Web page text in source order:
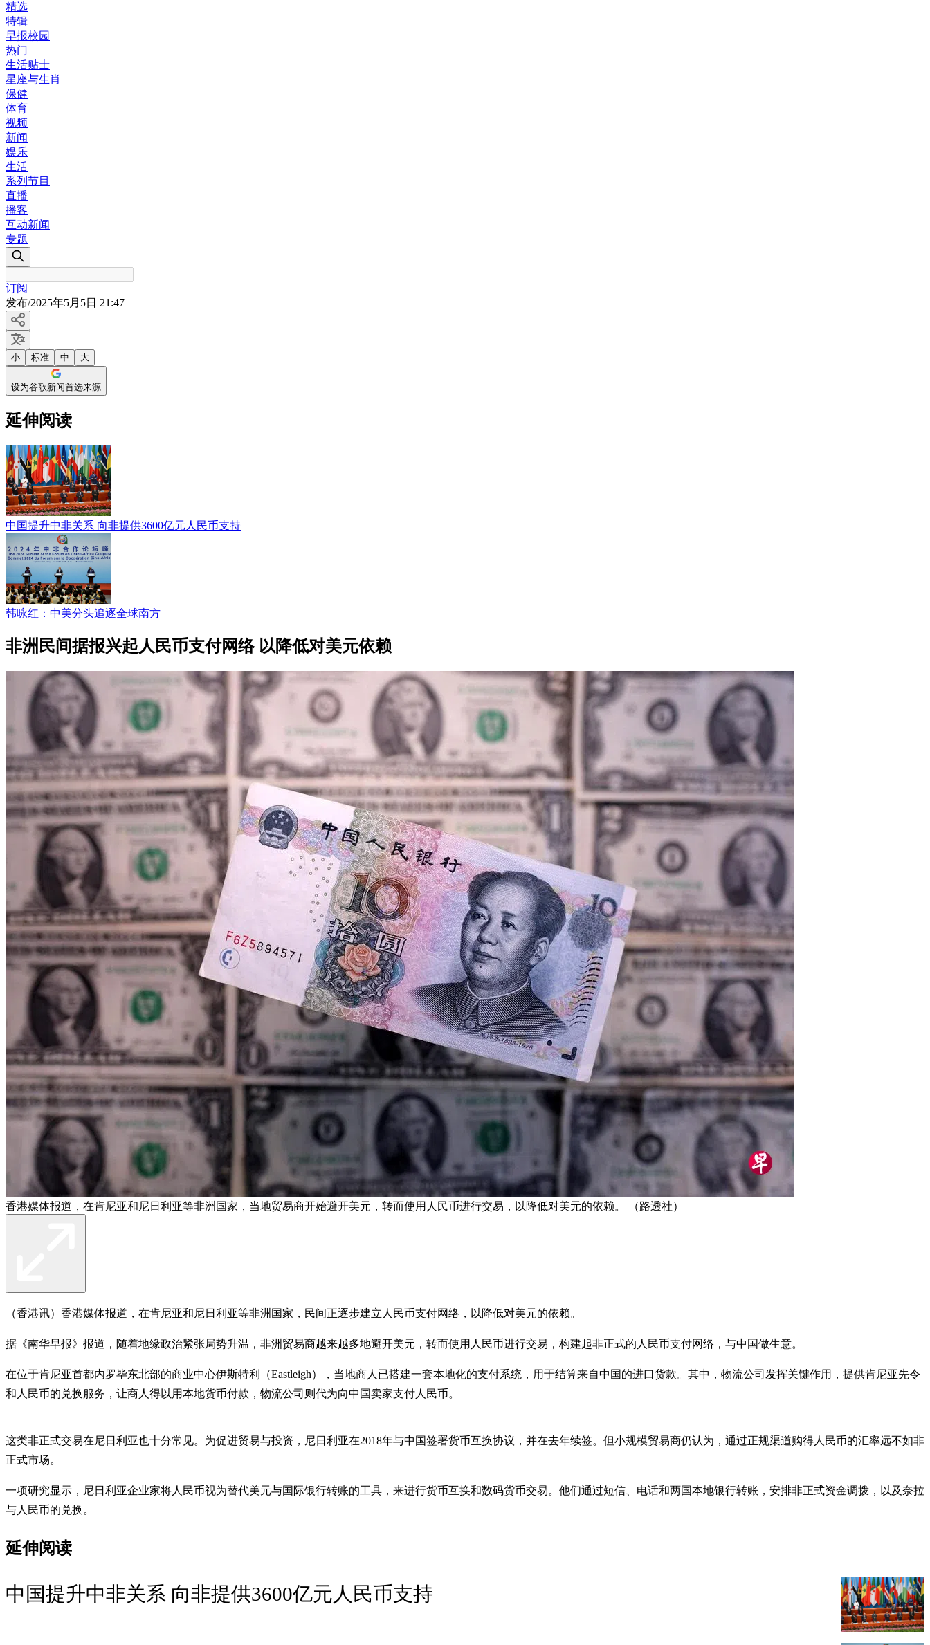
精选
特辑
早报校园
热门
生活贴士
星座与生肖
保健
体育
视频
新闻
娱乐
生活
系列节目
直播
播客
互动新闻
专题
订阅
发布/2025年5月5日 21:47
小 标准 中 大
设为谷歌新闻首选来源
延伸阅读
中国提升中非关系 向非提供3600亿元人民币支持
韩咏红：中美分头追逐全球南方
非洲民间据报兴起人民币支付网络 以降低对美元依赖
香港媒体报道，在肯尼亚和尼日利亚等非洲国家，当地贸易商开始避开美元，转而使用人民币进行交易，以降低对美元的依赖。 （路透社）
（香港讯）香港媒体报道，在肯尼亚和尼日利亚等非洲国家，民间正逐步建立人民币支付网络，以降低对美元的依赖。
据《南华早报》报道，随着地缘政治紧张局势升温，非洲贸易商越来越多地避开美元，转而使用人民币进行交易，构建起非正式的人民币支付网络，与中国做生意。
在位于肯尼亚首都内罗毕东北部的商业中心伊斯特利（Eastleigh），当地商人已搭建一套本地化的支付系统，用于结算来自中国的进口货款。其中，物流公司发挥关键作用，提供肯尼亚先令
和人民币的兑换服务，让商人得以用本地货币付款，物流公司则代为向中国卖家支付人民币。
这类非正式交易在尼日利亚也十分常见。为促进贸易与投资，尼日利亚在2018年与中国签署货币互换协议，并在去年续签。但小规模贸易商仍认为，通过正规渠道购得人民币的汇率远不如非
正式市场。
一项研究显示，尼日利亚企业家将人民币视为替代美元与国际银行转账的工具，来进行货币互换和数码货币交易。他们通过短信、电话和两国本地银行转账，安排非正式资金调拨，以及奈拉
与人民币的兑换。
延伸阅读
中国提升中非关系 向非提供3600亿元人民币支持